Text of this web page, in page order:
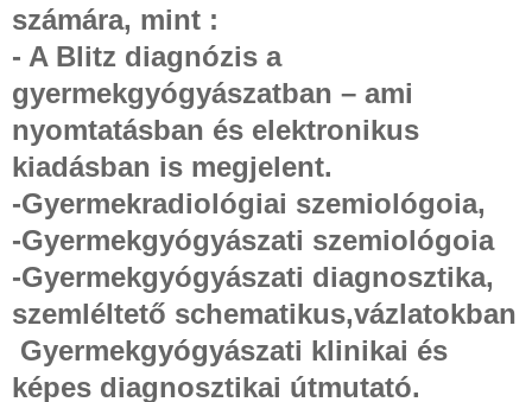
számára, mint :
- A Blitz diagnózis a
gyermekgyógyászatban – ami
nyomtatásban és elektronikus
kiadásban is megjelent.
-Gyermekradiológiai szemiológoia,
-Gyermekgyógyászati szemiológoia
-Gyermekgyógyászati diagnosztika,
szemléltető schematikus,vázlatokban
Gyermekgyógyászati klinikai és
képes diagnosztikai útmutató.